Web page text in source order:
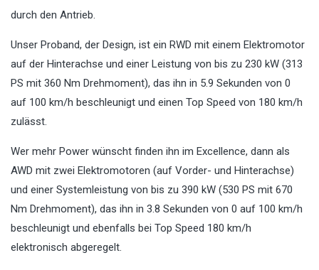
durch den Antrieb.
Unser Proband, der Design, ist ein RWD mit einem Elektromotor
auf der Hinterachse und einer Leistung von bis zu 230 kW (313
PS mit 360 Nm Drehmoment), das ihn in 5.9 Sekunden von 0
auf 100 km/h beschleunigt und einen Top Speed von 180 km/h
zulässt.
Wer mehr Power wünscht finden ihn im Excellence, dann als
AWD mit zwei Elektromotoren (auf Vorder- und Hinterachse)
und einer Systemleistung von bis zu 390 kW (530 PS mit 670
Nm Drehmoment), das ihn in 3.8 Sekunden von 0 auf 100 km/h
beschleunigt und ebenfalls bei Top Speed 180 km/h
elektronisch abgeregelt.